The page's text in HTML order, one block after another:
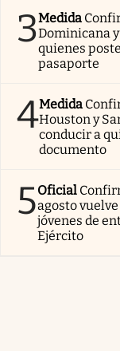
3Medida
Dominicana
quienes
pasaporte
4Medida
Houston y
conducir a
documento
5Oficial
agosto
jóvenes de
Ejército